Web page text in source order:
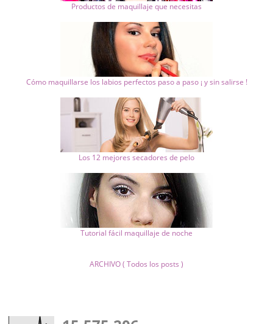
Productos de maquillaje que necesitas
Cómo maquillarse los labios perfectos paso a paso ¡ y sin salirse !
Los 12 mejores secadores de pelo
Tutorial fácil maquillaje de noche
ARCHIVO ( Todos los posts )